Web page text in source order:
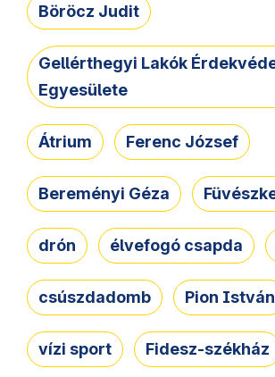
Böröcz Judit
Gellérthegyi Lakók
Egyesülete
Átrium Ferenc József
Bereményi Géza
drón élvefogó csapda
csúszdadomb Pion István
vízi sport Fidesz-székház